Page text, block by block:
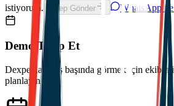
istiyorum.
Talep Gönder WhatsApp
Demo Talep Et
Dexpell.ai'yi iş başında görmek için
planlayın.